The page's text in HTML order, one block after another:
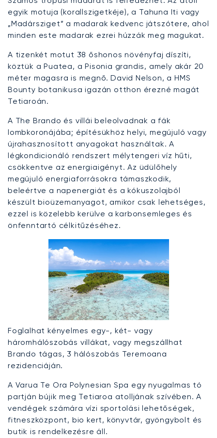
egyik motuja (korallszigetkéje), a Tahuna Iti vagy
„Madársziget” a madarak kedvenc játszótere, ahol
minden este madarak ezrei húzzák meg magukat.
A tizenkét motut 38 őshonos növényfaj díszíti,
köztük a Puatea, a Pisonia grandis, amely akár 20
méter magasra is megnő. David Nelson, a HMS
Bounty botanikusa igazán otthon érezné magát
Tetiaroán.
A The Brando és villái beleolvadnak a fák
lombkoronájába; építésükhöz helyi, megújuló vagy
újrahasznosított anyagokat használtak. A
légkondicionáló rendszert mélytengeri víz hűti,
csökkentve az energiaigényt. Az üdülőhely
megújuló energiaforrásokra támaszkodik,
beleértve a napenergiát és a kókuszolajból
készült bioüzemanyagot, amikor csak lehetséges,
ezzel is közelebb kerülve a karbonsemleges és
önfenntartó célkitűzéséhez.
Foglalhat kényelmes egy-, két- vagy
háromhálószobás villákat, vagy megszállhat
Brando tágas, 3 hálószobás Teremoana
rezidenciáján.
A Varua Te Ora Polynesian Spa egy nyugalmas tó
partján bújik meg Tetiaroa atolljának szívében. A
vendégek számára vízi sportolási lehetőségek,
fitneszközpont, bio kert, könyvtár, gyöngybolt és
butik is rendelkezésre áll.